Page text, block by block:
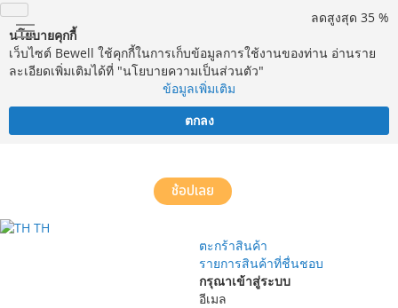
นโยบายคุกกี้
เว็บไซต์ Bewell ใช้คุกกี้ในการเก็บข้อมูลการใช้งานของท่าน อ่านราย
ละเอียดเพิ่มเติมได้ที่ "นโยบายความเป็นส่วนตัว"
ข้อมูลเพิ่มเติม
ตกลง
ช้อปเลย
TH
ตะกร้าสินค้า
รายการสินค้าที่ชื่นชอบ
กรุณาเข้าสู่ระบบ
อีเมล
ลดสูงสุด 35 %